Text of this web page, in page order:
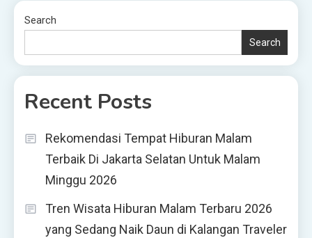
Search
Search
Recent Posts
Rekomendasi Tempat Hiburan Malam
Terbaik Di Jakarta Selatan Untuk Malam
Minggu 2026
Tren Wisata Hiburan Malam Terbaru 2026
yang Sedang Naik Daun di Kalangan Traveler